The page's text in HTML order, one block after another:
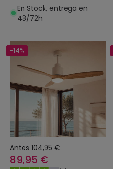
En Stock, entrega en
48/72h
-14%
Antes 104,95 €
89,95 €